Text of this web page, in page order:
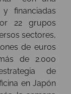
financiadas
22 grupos
sectores,
de euros
de 2.000
de
en Japón